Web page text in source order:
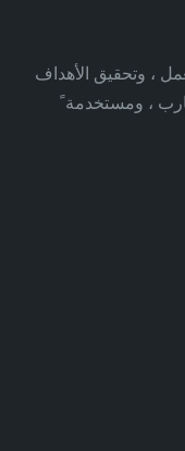
، وتحقيق الأهداف
، ومستخدمة